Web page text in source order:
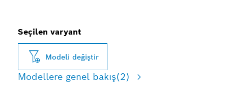
Seçilen varyant
Modeli değiştir
Modellere genel bakış(2)